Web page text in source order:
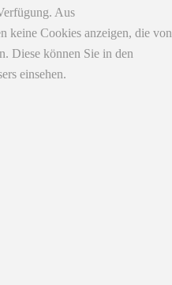
Aus
keine Cookies anzeigen, die von
Diese können Sie in den
einsehen.